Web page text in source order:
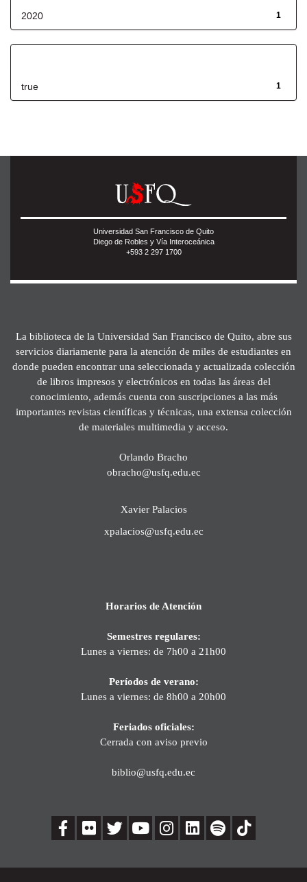
1
2020
1
true
Universidad San Francisco de Quito
Diego de Robles y Vía Interoceánica
+593 2 297 1700
La biblioteca de la Universidad San Francisco de Quito, abre sus
servicios diariamente para la atención de miles de estudiantes en
donde pueden encontrar una seleccionada y actualizada colección
de libros impresos y electrónicos en todas las áreas del
conocimiento, además cuenta con suscripciones a las más
importantes revistas científicas y técnicas, una extensa colección
de materiales multimedia y acceso.
Orlando Bracho
obracho@usfq.edu.ec
Xavier Palacios
xpalacios@usfq.edu.ec
Horarios de Atención
Semestres regulares:
Lunes a viernes: de 7h00 a 21h00
Períodos de verano:
Lunes a viernes: de 8h00 a 20h00
Feriados oficiales:
Cerrada con aviso previo
biblio@usfq.edu.ec